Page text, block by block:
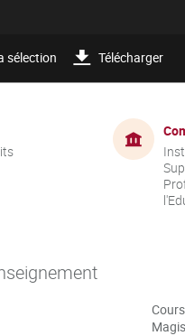
sélection Télécharger
Cours